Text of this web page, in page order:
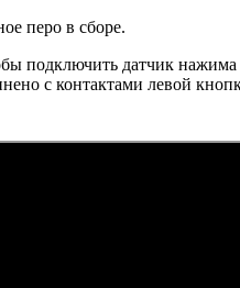
подключить датчик
с контактами левой